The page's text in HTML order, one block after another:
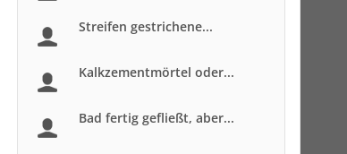
Streifen gestrichene...
Kalkzementmörtel oder...
Bad fertig gefließt, aber...